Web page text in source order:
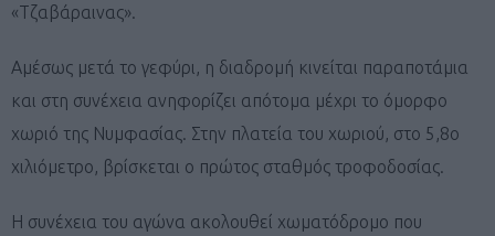
«Τζαβάραινας».
Αμέσως μετά το γεφύρι, η διαδρομή κινείται παραποτάμια
και στη συνέχεια ανηφορίζει απότομα μέχρι το όμορφο
χωριό της Νυμφασίας. Στην πλατεία του χωριού, στο 5,8ο
χιλιόμετρο, βρίσκεται ο πρώτος σταθμός τροφοδοσίας.
Η συνέχεια του αγώνα ακολουθεί χωματόδρομο που